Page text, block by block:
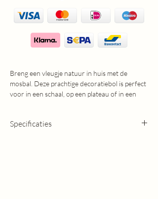
Breng een vleugje natuur in huis met de
mosbal. Deze prachtige decoratiebol is perfect
voor in een schaal, op een plateau of in een
Specificaties